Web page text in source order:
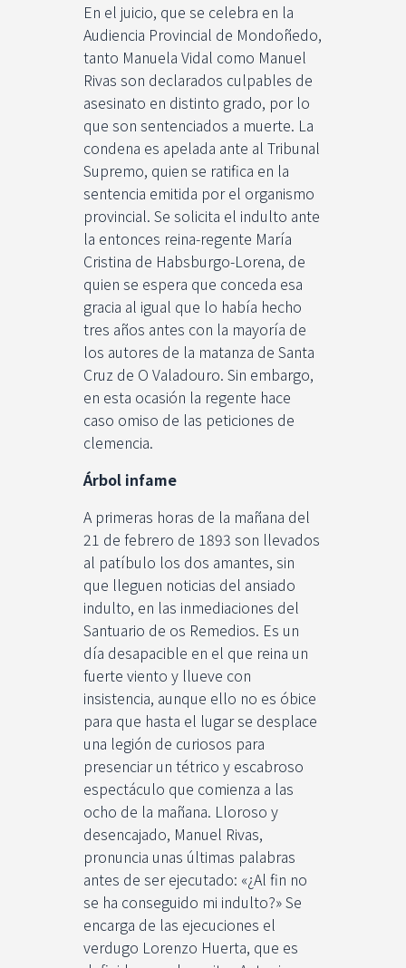
En el juicio, que se celebra en la
Audiencia Provincial de Mondoñedo,
tanto Manuela Vidal como Manuel
Rivas son declarados culpables de
asesinato en distinto grado, por lo
que son sentenciados a muerte. La
condena es apelada ante al Tribunal
Supremo, quien se ratifica en la
sentencia emitida por el organismo
provincial. Se solicita el indulto ante
la entonces reina-regente María
Cristina de Habsburgo-Lorena, de
quien se espera que conceda esa
gracia al igual que lo había hecho
tres años antes con la mayoría de
los autores de la matanza de Santa
Cruz de O Valadouro. Sin embargo,
en esta ocasión la regente hace
caso omiso de las peticiones de
clemencia.
Árbol infame
A primeras horas de la mañana del
21 de febrero de 1893 son llevados
al patíbulo los dos amantes, sin
que lleguen noticias del ansiado
indulto, en las inmediaciones del
Santuario de os Remedios. Es un
día desapacible en el que reina un
fuerte viento y llueve con
insistencia, aunque ello no es óbice
para que hasta el lugar se desplace
una legión de curiosos para
presenciar un tétrico y escabroso
espectáculo que comienza a las
ocho de la mañana. Lloroso y
desencajado, Manuel Rivas,
pronuncia unas últimas palabras
antes de ser ejecutado: «¿Al fin no
se ha conseguido mi indulto?» Se
encarga de las ejecuciones el
verdugo Lorenzo Huerta, que es